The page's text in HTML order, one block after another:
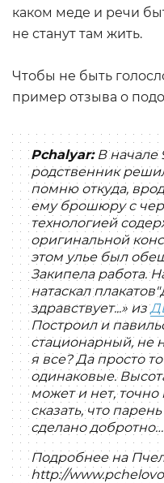
каком меде и речи
не станут там жить.
Чтобы не быть
пример отзыва о
Рchalyar:В начале
родственник
помню откуда,
ему брошюру с
технологией
оригинальной
этом улье был
Закипела работа.
натаскал
здравствует...» из
Построил и
стационарный, не
я все? Да просто
одинаковые.
может и нет,
сказать, что
сделано добротно…
Подробнее на
http://